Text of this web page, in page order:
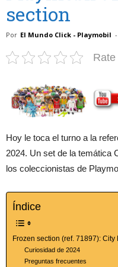
section
Por El Mundo Click - Playmobil -
Hoy le toca el turno a la
2024. Un set de la temática
los coleccionistas de
Índice
Frozen section (ref. 71897):
Curiosidad de 2024
Preguntas frecuentes